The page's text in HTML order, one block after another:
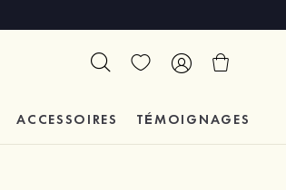
ACCESSOIRES TÉMOIGNAGES